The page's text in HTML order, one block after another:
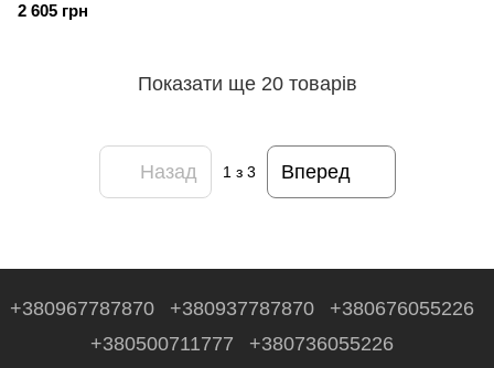
2 605 грн
Показати ще 20 товарів
Назад 1 з 3 Вперед
+380967787870 +380937787870
+380676055226
+380500711777
+380736055226